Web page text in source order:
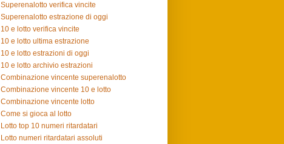
Superenalotto verifica vincite
Superenalotto estrazione di oggi
10 e lotto verifica vincite
10 e lotto ultima estrazione
10 e lotto estrazioni di oggi
10 e lotto archivio estrazioni
Combinazione vincente superenalotto
Combinazione vincente 10 e lotto
Combinazione vincente lotto
Come si gioca al lotto
Lotto top 10 numeri ritardatari
Lotto numeri ritardatari assoluti